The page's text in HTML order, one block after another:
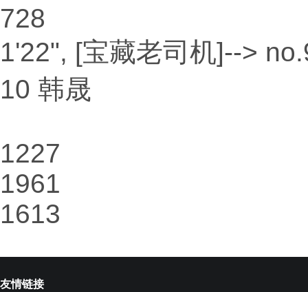
728
1'22", [宝藏老司机]-->
10 韩晟
1227
1961
1613
友情链接